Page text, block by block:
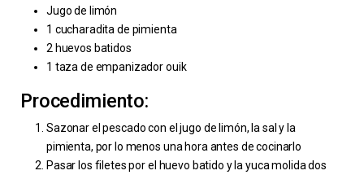
Jugo de limón
1 cucharadita de pimienta
2 huevos batidos
1 taza de empanizador ouik
Procedimiento:
Sazonar el pescado con el jugo de limón, la sal y la
pimienta, por lo menos una hora antes de cocinarlo
Pasar los filetes por el huevo batido y la yuca molida dos